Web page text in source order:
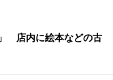
店内に絵本などの古